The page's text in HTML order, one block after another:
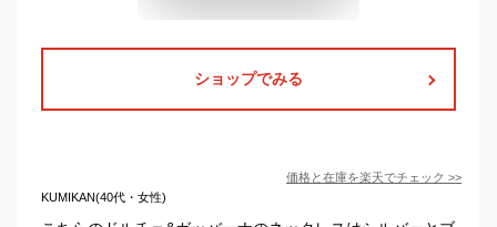
ショップでみる
価格と在庫を楽天でチェック >>
KUMIKAN(40代・女性)